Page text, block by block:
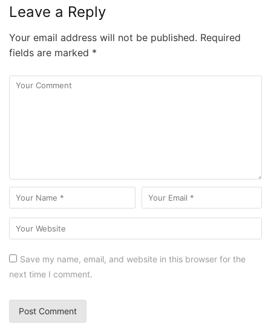
Leave a Reply
Your email address will not be published. Required
fields are marked *
Save my name, email, and website in this browser for the
next time I comment.